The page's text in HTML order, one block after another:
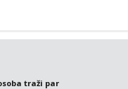
traži par